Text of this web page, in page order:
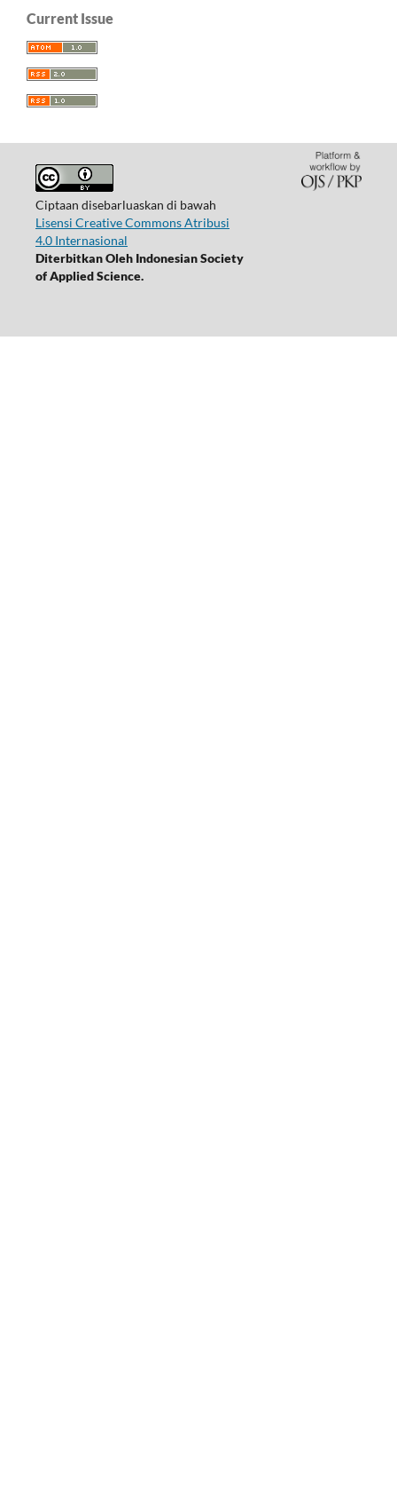
Current Issue
Ciptaan disebarluaskan di bawah
Lisensi Creative Commons Atribusi
4.0 Internasional
Diterbitkan Oleh Indonesian Society
of Applied Science.